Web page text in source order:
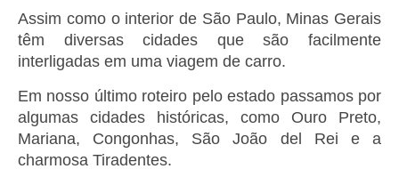
Assim como o interior de São Paulo, Minas Gerais
têm diversas cidades que são facilmente
interligadas em uma viagem de carro.
Em nosso último roteiro pelo estado passamos por
algumas cidades históricas, como Ouro Preto,
Mariana, Congonhas, São João del Rei e a
charmosa Tiradentes.